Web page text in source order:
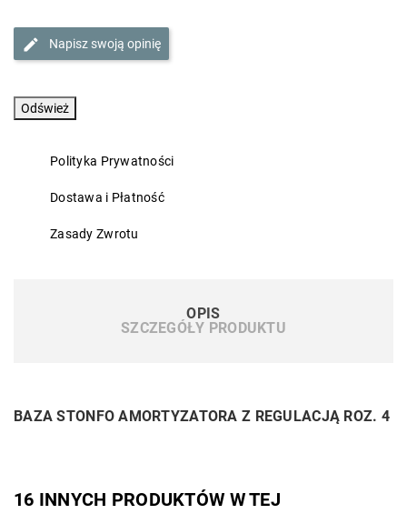
Napisz swoją opinię
Polityka Prywatności
Dostawa i Płatność
Zasady Zwrotu
OPIS
SZCZEGÓŁY PRODUKTU
BAZA STONFO AMORTYZATORA Z REGULACJĄ ROZ. 4
16 INNYCH PRODUKTÓW W TEJ